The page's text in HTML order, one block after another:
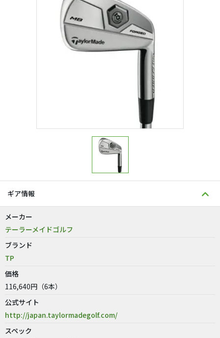
ギア情報
メーカー
テーラーメイドゴルフ
ブランド
TP
価格
116,640円（6本）
公式サイト
http://japan.taylormadegolf.com/
スペック